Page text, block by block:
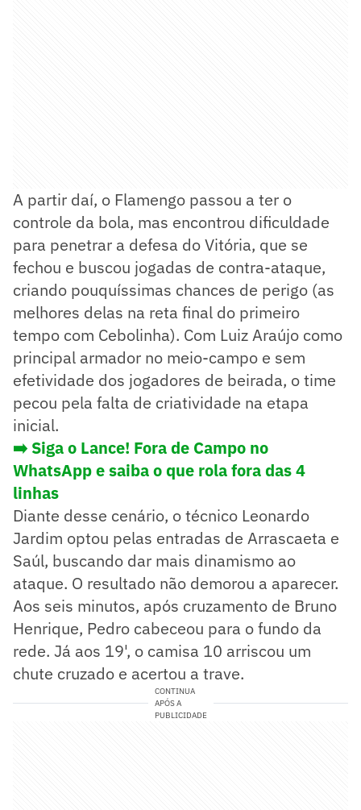
A partir daí, o Flamengo passou a ter o
controle da bola, mas encontrou dificuldade
para penetrar a defesa do Vitória, que se
fechou e buscou jogadas de contra-ataque,
criando pouquíssimas chances de perigo (as
melhores delas na reta final do primeiro
tempo com Cebolinha). Com Luiz Araújo como
principal armador no meio-campo e sem
efetividade dos jogadores de beirada, o time
pecou pela falta de criatividade na etapa
inicial.
➡️ Siga o Lance! Fora de Campo no
WhatsApp e saiba o que rola fora das 4
linhas
Diante desse cenário, o técnico Leonardo
Jardim optou pelas entradas de Arrascaeta e
Saúl, buscando dar mais dinamismo ao
ataque. O resultado não demorou a aparecer.
Aos seis minutos, após cruzamento de Bruno
Henrique, Pedro cabeceou para o fundo da
rede. Já aos 19', o camisa 10 arriscou um
chute cruzado e acertou a trave.
CONTINUA
APÓS A
PUBLICIDADE